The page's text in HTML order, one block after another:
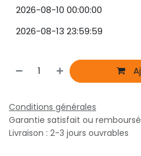
Conditions générales
Garantie satisfait ou
Livraison : 2-3 jours ouvrables